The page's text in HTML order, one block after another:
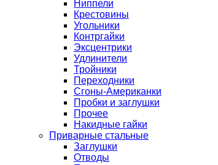
Ниппели
Крестовины
Угольники
Контргайки
Эксцентрики
Удлинители
Тройники
Переходники
Сгоны-Американки
Пробки и заглушки
Прочее
Накидные гайки
Приварные стальные
Заглушки
Отводы